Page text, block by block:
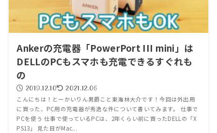
Ankerの充電器「PowerPort III mini」は
DELLのPCもスマホも充電できるすぐれも
の
2019.12.10 2021.12.06
こんにちは！とーかいりん男爵こと東海林大介です！今回は外出用
に買った、PC用の充電器が秀逸な件について書いてみます。 仕事で
PCを使う 仕事で使っているPCは、2年くらい前に買ったDELLの「X
PS13」 見た目がMac...